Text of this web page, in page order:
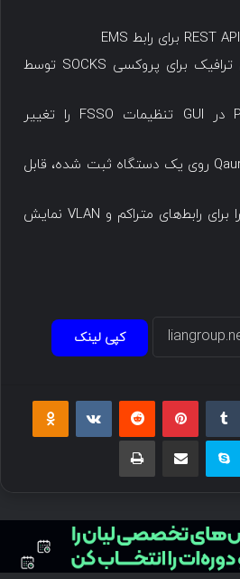
عدم تولید لاگ‌های ترافیک برای پروکسی SOCKS توسط
ویرایش یک Policy در GUI تنظیمات FSSO را تغییر
گزینه Qaurantine Host روی یک دستگاه ثبت شده، قابل
GUI اطلاعات byte را برای رابط‌های متراکم و VLAN نمایش
کپی لینک